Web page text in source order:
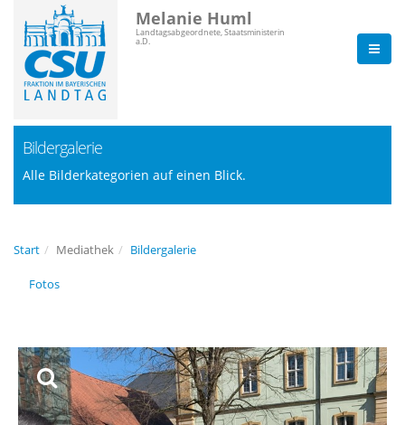
Melanie Huml
Landtagsabgeordnete, Staatsministerin
a.D.
Bildergalerie
Alle Bilderkategorien auf einen Blick.
Start Mediathek Bildergalerie
Fotos